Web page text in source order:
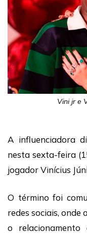
Vini jr e
A influenciadora
nesta sexta-feira
jogadorVinícius
O término foi
redes sociais, onde
o